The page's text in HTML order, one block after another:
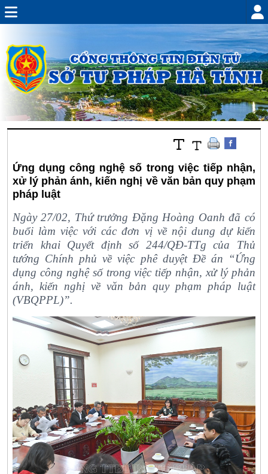
Ứng dụng công nghệ số trong việc tiếp nhận,
xử lý phản ánh, kiến nghị về văn bản quy phạm
pháp luật
Ngày 27/02, Thứ trưởng Đặng Hoàng Oanh đã có
buổi làm việc với các đơn vị về nội dung dự kiến
triển khai Quyết định số 244/QĐ-TTg của Thủ
tướng Chính phủ về việc phê duyệt Đề án “Ứng
dụng công nghệ số trong việc tiếp nhận, xử lý phản
ánh, kiến nghị về văn bản quy phạm pháp luật
(VBQPPL)”.